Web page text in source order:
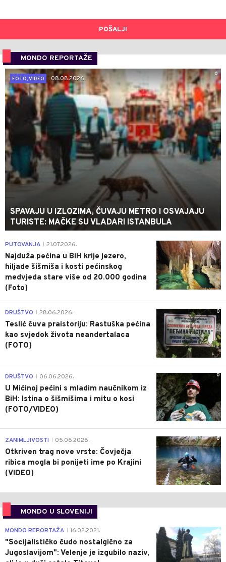
POŠALJI
MONDO REPORTAŽE
0
FOTO, VIDEO
08.08.2026.
SPAVAJU U IZLOZIMA, ČUVAJU METRO I OSVAJAJU
TURISTE: MAČKE SU VLADARI ISTANBULA
0
PUTOVANJA 21.07.2026.
Najduža pećina u BiH krije jezero,
hiljade šišmiša i kosti pećinskog
medvjeda stare više od 20.000 godina
(Foto)
0
DRUŠTVO 28.06.2026.
Teslić čuva praistoriju: Rastuška pećina
kao svjedok života neandertalaca
(FOTO)
0
DRUŠTVO 06.06.2026.
U Mićinoj pećini s mladim naučnikom iz
BiH: Istina o šišmišima i mitu o kosi
(FOTO/VIDEO)
0
ZANIMLJIVOSTI 05.06.2026.
Otkriven trag nove vrste: Čovječja
ribica mogla bi ponijeti ime po Krajini
(VIDEO)
MONDO U SLOVENIJI
4
MONDO REPORTAŽA 16.02.2021.
"Socijalističko čudo nostalgično za
Jugoslavijom": Velenje je izgubilo naziv,